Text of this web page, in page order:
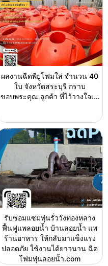
ผลงานฉีดพียูโฟมใส่ จำนวน 40
ใบ จังหวัดสระบุรี กราบ
ขอบพระคุณ ลูกค้า ที่ไว้วางใจเ…
รับซ่อมแซมทุ่นรั่ววังทองหลาง
ฟื้นฟูแพลอยน้ำ บ้านลอยน้ำ แพ
ร้านอาหาร ให้กลับมาแข็งแรง
ปลอดภัย ใช้งานได้ยาวนาน ฉีด
โฟมทุ่นลอยน้ำ.com